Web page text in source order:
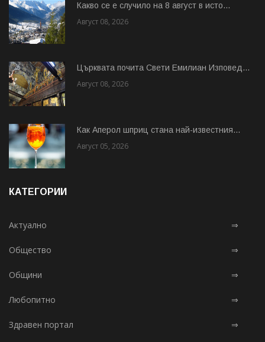
Какво се е случило на 8 август в исто...
Август 08, 2026
Църквата почита Свeти Емилиан Изповед...
Август 08, 2026
Как Аперол шприц стана най-известния...
Август 05, 2026
КАТЕГОРИИ
Актуално ⇒
Общество ⇒
Общини ⇒
Любопитно ⇒
Здравен портал ⇒